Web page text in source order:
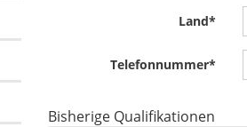
Land*
Telefonnummer*
Bisherige Qualifikationen